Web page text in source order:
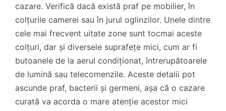
cazare. Verifică dacă există praf pe mobilier, în
colțurile camerei sau în jurul oglinzilor. Unele dintre
cele mai frecvent uitate zone sunt tocmai aceste
colțuri, dar și diversele suprafețe mici, cum ar fi
butoanele de la aerul condiționat, întrerupătoarele
de lumină sau telecomenzile. Aceste detalii pot
ascunde praf, bacterii și germeni, așa că o cazare
curată va acorda o mare atenție acestor mici